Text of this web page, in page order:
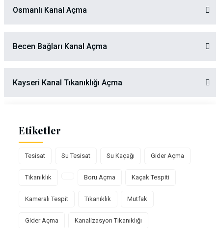
Osmanlı Kanal Açma
Becen Bağları Kanal Açma
Kayseri Kanal Tıkanıklığı Açma
Etiketler
Tesisat Su Tesisat Su Kaçağı Gider Açma
Tıkanıklık Boru Açma Kaçak Tespiti
Kameralı Tespit Tıkanıklık Mutfak
Gider Açma Kanalizasyon Tıkanıklığı